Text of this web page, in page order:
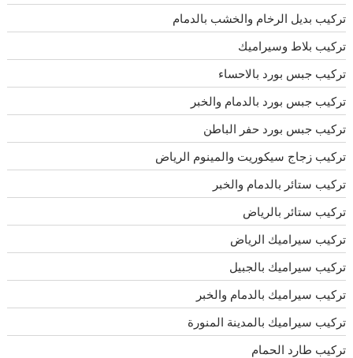
تركيب بديل الرخام والخشب بالدمام
تركيب بلاط وسيراميك
تركيب جبس بورد بالاحساء
تركيب جبس بورد بالدمام والخبر
تركيب جبس بورد حفر الباطن
تركيب زجاج سيكوريت والمينوم الرياض
تركيب ستائر بالدمام والخبر
تركيب ستائر بالرياض
تركيب سيراميك الرياض
تركيب سيراميك بالجبيل
تركيب سيراميك بالدمام والخبر
تركيب سيراميك بالمدينة المنورة
تركيب طارد الحمام